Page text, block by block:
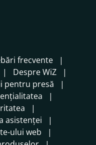
frecvente
Despre WiZ
pentru presă
asistenței
ului web